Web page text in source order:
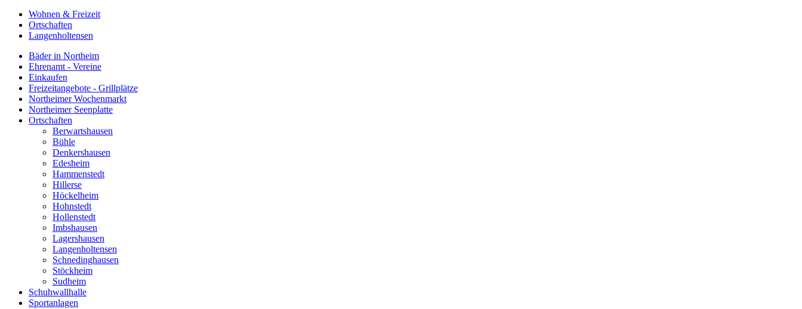
Wohnen & Freizeit
Ortschaften
Langenholtensen
Bäder in Northeim
Ehrenamt - Vereine
Einkaufen
Freizeitangebote - Grillplätze
Northeimer Wochenmarkt
Northeimer Seenplatte
Ortschaften
Berwartshausen
Bühle
Denkershausen
Edesheim
Hammenstedt
Hillerse
Höckelheim
Hohnstedt
Hollenstedt
Imbshausen
Lagershausen
Langenholtensen
Schnedinghausen
Stöckheim
Sudheim
Schuhwallhalle
Sportanlagen